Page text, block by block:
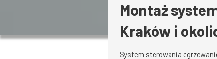
Montaż
Kraków i
System sterowania